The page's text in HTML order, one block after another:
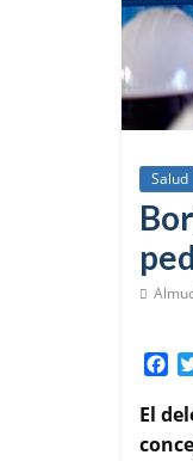
Salud
c
e
El